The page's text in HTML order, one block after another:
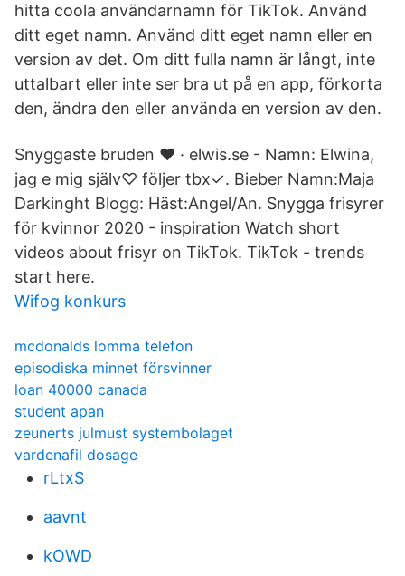
hitta coola användarnamn för TikTok. Använd
ditt eget namn. Använd ditt eget namn eller en
version av det. Om ditt fulla namn är långt, inte
uttalbart eller inte ser bra ut på en app, förkorta
den, ändra den eller använda en version av den.
Snyggaste bruden ❤️ · elwis.se - Namn: Elwina,
jag e mig själv♡ följer tbx✓. Bieber Namn:Maja
Darkinght Blogg: Häst:Angel/An. Snygga frisyrer
för kvinnor 2020 - inspiration Watch short
videos about frisyr on TikTok. TikTok - trends
start here.
Wifog konkurs
mcdonalds lomma telefon
episodiska minnet försvinner
loan 40000 canada
student apan
zeunerts julmust systembolaget
vardenafil dosage
rLtxS
aavnt
kOWD